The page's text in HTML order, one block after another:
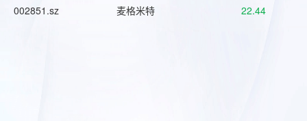
002851.sz 麦格米特 22.44